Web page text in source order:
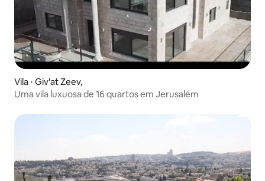
Vila ⋅ Giv'at Zeev,
Uma vila luxuosa de 16 quartos em Jerusalém